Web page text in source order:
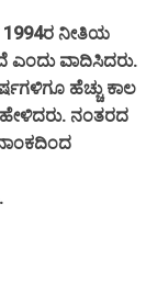
1994ರ ನೀತಿಯ
ಎಂದು ವಾದಿಸಿದರು.
ಹೆಚ್ಚು ಕಾಲ
ಹೇಳಿದರು. ನಂತರದ